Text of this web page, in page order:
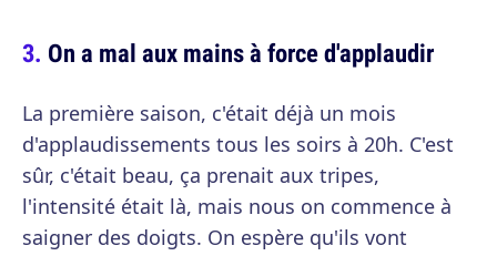
On a mal aux mains à force d'applaudir
La première saison, c'était déjà un mois
d'applaudissements tous les soirs à 20h. C'est
sûr, c'était beau, ça prenait aux tripes,
l'intensité était là, mais nous on commence à
saigner des doigts. On espère qu'ils vont